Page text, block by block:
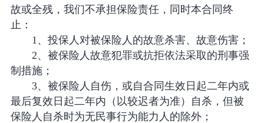
故或全残，我们不承担保险责任，同时本合同终
止：
1、投保人对被保险人的故意杀害、故意伤害；
2、被保险人故意犯罪或抗拒依法采取的刑事强
制措施；
3、被保险人自伤，或自合同生效日起二年内或
最后复效日起二年内（以较迟者为准）自杀，但被
保险人自杀时为无民事行为能力人的除外；